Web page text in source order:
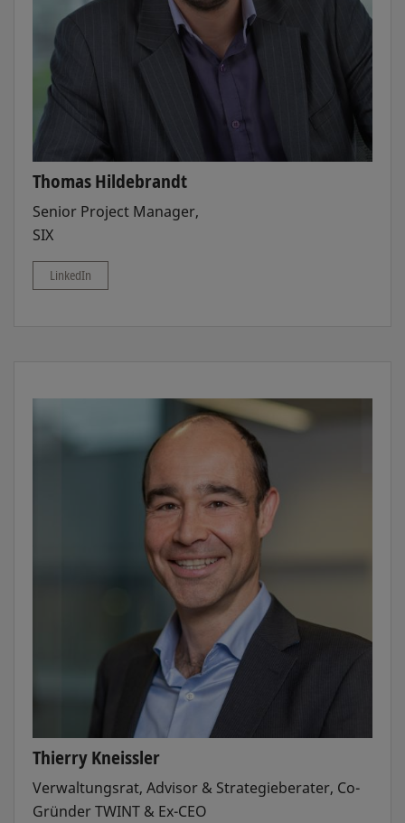
Thomas Hildebrandt
Senior Project Manager,
SIX
LinkedIn
Thierry Kneissler
Verwaltungsrat, Advisor & Strategieberater, Co-
Gründer TWINT & Ex-CEO